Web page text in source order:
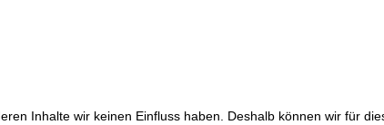
Inhalte wir keinen Einfluss haben. Deshalb können wir für